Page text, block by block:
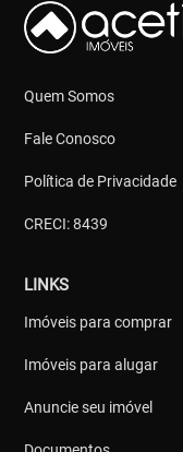
Quem Somos
Fale Conosco
Política de Privacidade
CRECI: 8439
LINKS
Imóveis para comprar
Imóveis para alugar
Anuncie seu imóvel